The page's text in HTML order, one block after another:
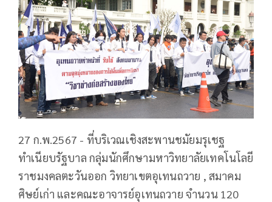
27 ก.พ.2567 - ที่บริเวณเชิงสะพานชมัยมรุเชฐ
ทำเนียบรัฐบาล กลุ่มนักศึกษามหาวิทยาลัยเทคโนโลยี
ราชมงคลตะวันออก วิทยาเขตอุเทนถวาย , สมาคม
ศิษย์เก่า และคณะอาจารย์อุเทนถวาย จำนวน 120